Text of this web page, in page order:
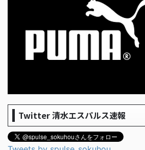
Twitter 清水エスパルス速報